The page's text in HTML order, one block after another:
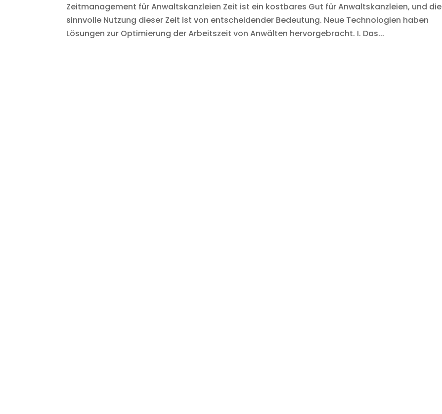
Zeitmanagement für Anwaltskanzleien Zeit ist ein kostbares Gut für Anwaltskanzleien, und die
sinnvolle Nutzung dieser Zeit ist von entscheidender Bedeutung. Neue Technologien haben
Lösungen zur Optimierung der Arbeitszeit von Anwälten hervorgebracht. I. Das...